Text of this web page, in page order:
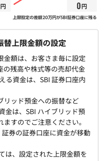
替上限金額の設定
金額は、お客さま毎に設定
の残高や株式等の売却代金
る資金は、SBI 証券口座内
リッド預金への振替など
金は、SBI ハイブリッド預
すのでご注意ください。
証券の証券口座に資金が移動
は、設定された上限金額を